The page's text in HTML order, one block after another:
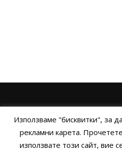
НАЧАЛООБЩИ
Използваме "бисквитки", за
рекламни карета.
използвате този сайт, вие